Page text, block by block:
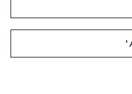
News
Media